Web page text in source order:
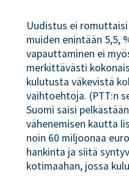
Uudistus ei romuttaisi
muiden enintään 5,5,
vapauttaminen ei
merkittävästi
kulutusta väkevistä
vaihtoehtoja. (PTT:n
Suomi saisi
vähenemisen kautta
noin 60 miljoonaa
hankinta ja siitä
kotimaahan, jossa